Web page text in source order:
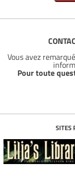
Vous avez
Pour toute
SITES